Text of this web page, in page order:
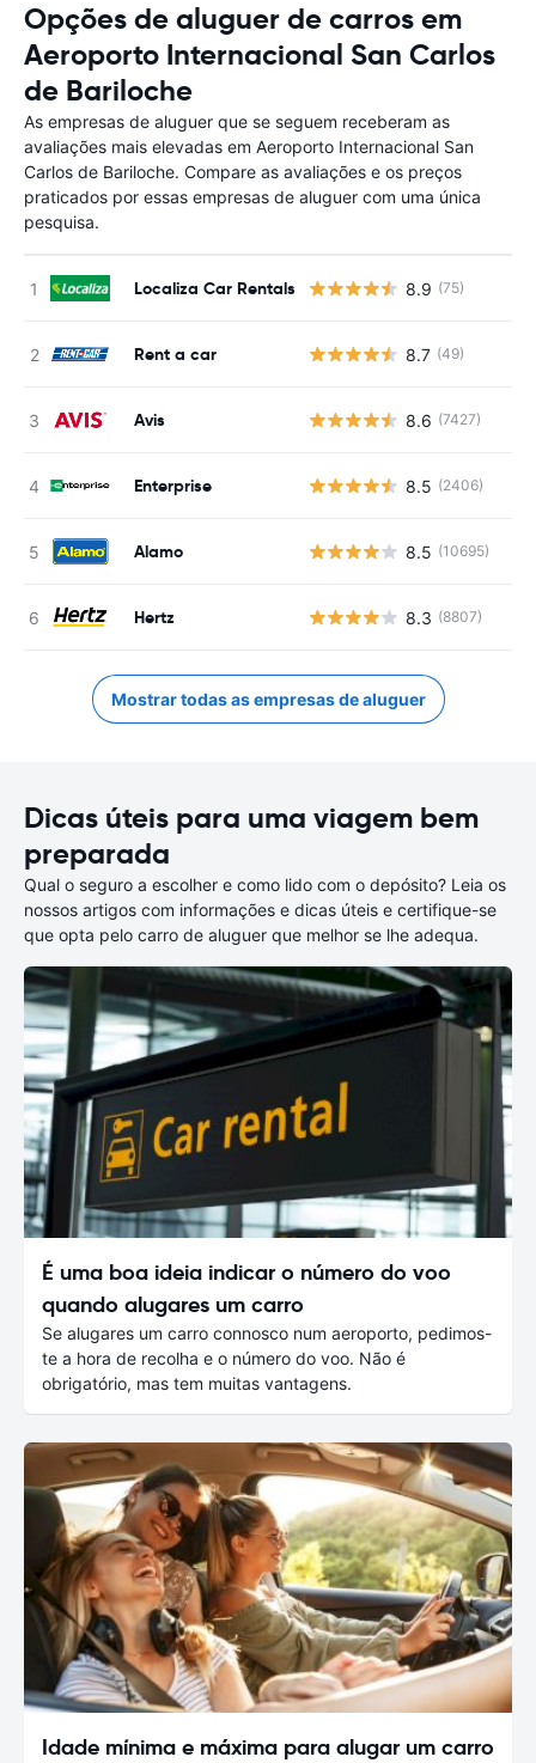
Opções de aluguer de carros em
Aeroporto Internacional San Carlos
de Bariloche
As empresas de aluguer que se seguem receberam as
avaliações mais elevadas em Aeroporto Internacional San
Carlos de Bariloche. Compare as avaliações e os preços
praticados por essas empresas de aluguer com uma única
pesquisa.
Localiza Car Rentals 8.9 (75)
Rent a car 8.7 (49)
Avis 8.6 (7427)
Enterprise 8.5 (2406)
Alamo 8.5 (10695)
Hertz 8.3 (8807)
Mostrar todas as empresas de aluguer
Dicas úteis para uma viagem bem
preparada
Qual o seguro a escolher e como lido com o depósito? Leia os
nossos artigos com informações e dicas úteis e certifique-se
que opta pelo carro de aluguer que melhor se lhe adequa.
É uma boa ideia indicar o número do voo
quando alugares um carro
Se alugares um carro connosco num aeroporto, pedimos-
te a hora de recolha e o número do voo. Não é
obrigatório, mas tem muitas vantagens.
Idade mínima e máxima para alugar um carro